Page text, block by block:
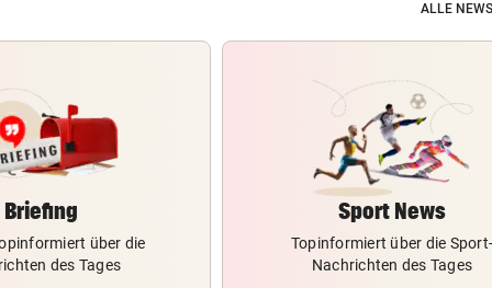
ALLE
Briefing
über die
des Tages
Sport News
Topinformiert über die
Nachrichten des Tages